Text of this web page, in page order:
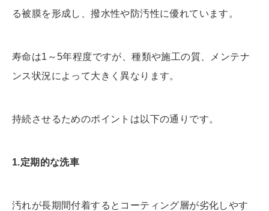
る被膜を形成し、撥水性や防汚性に優れています。
寿命は1～5年程度ですが、種類や施工の質、メンテナ
ンス状況によって大きく異なります。
持続させるためのポイントは以下の通りです。
1.定期的な洗車
汚れが長期間付着するとコーティング層が劣化しやす